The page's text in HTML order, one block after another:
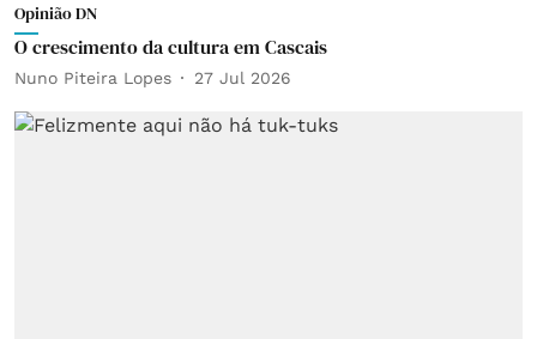
Opinião DN
O crescimento da cultura em Cascais
Nuno Piteira Lopes 27 Jul 2026